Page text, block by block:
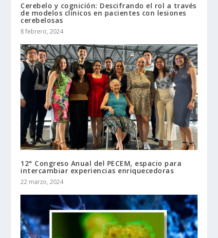
Cerebelo y cognición: Descifrando el rol a través
de modelos clínicos en pacientes con lesiones
cerebelosas
8 febrero, 2024
12° Congreso Anual del PECEM, espacio para
intercambiar experiencias enriquecedoras
22 marzo, 2024